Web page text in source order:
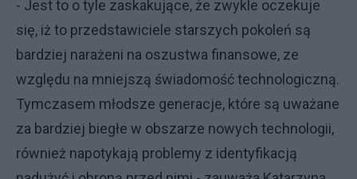
- Jest to o tyle zaskakujące, że zwykle oczekuje
się, iż to przedstawiciele starszych pokoleń są
bardziej narażeni na oszustwa finansowe, ze
względu na mniejszą świadomość technologiczną.
Tymczasem młodsze generacje, które są uważane
za bardziej biegłe w obszarze nowych technologii,
również napotykają problemy z identyfikacją